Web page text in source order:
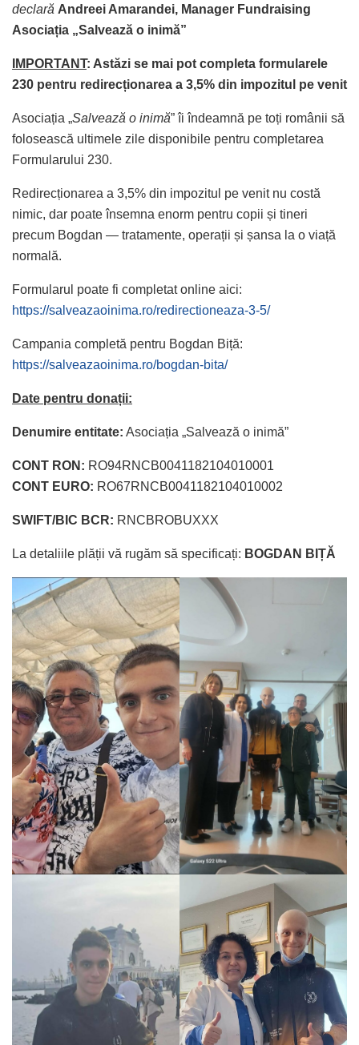
declară Andreei Amarandei, Manager Fundraising
Asociația „Salvează o inimă”
IMPORTANT: Astăzi se mai pot completa formularele
230 pentru redirecționarea a 3,5% din impozitul pe venit
Asociația „Salvează o inimă” îi îndeamnă pe toți românii să
folosească ultimele zile disponibile pentru completarea
Formularului 230.
Redirecționarea a 3,5% din impozitul pe venit nu costă
nimic, dar poate însemna enorm pentru copii și tineri
precum Bogdan — tratamente, operații și șansa la o viață
normală.
Formularul poate fi completat online aici:
https://salveazaoinima.ro/redirectioneaza-3-5/
Campania completă pentru Bogdan Biță:
https://salveazaoinima.ro/bogdan-bita/
Date pentru donații:
Denumire entitate: Asociația „Salvează o inimă”
CONT RON: RO94RNCB0041182104010001
CONT EURO: RO67RNCB0041182104010002
SWIFT/BIC BCR: RNCBROBUXXX
La detaliile plății vă rugăm să specificați: BOGDAN BIȚĂ